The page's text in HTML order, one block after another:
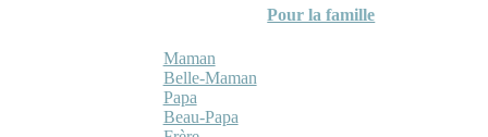
Pour la famille
Maman
Belle-Maman
Papa
Beau-Papa